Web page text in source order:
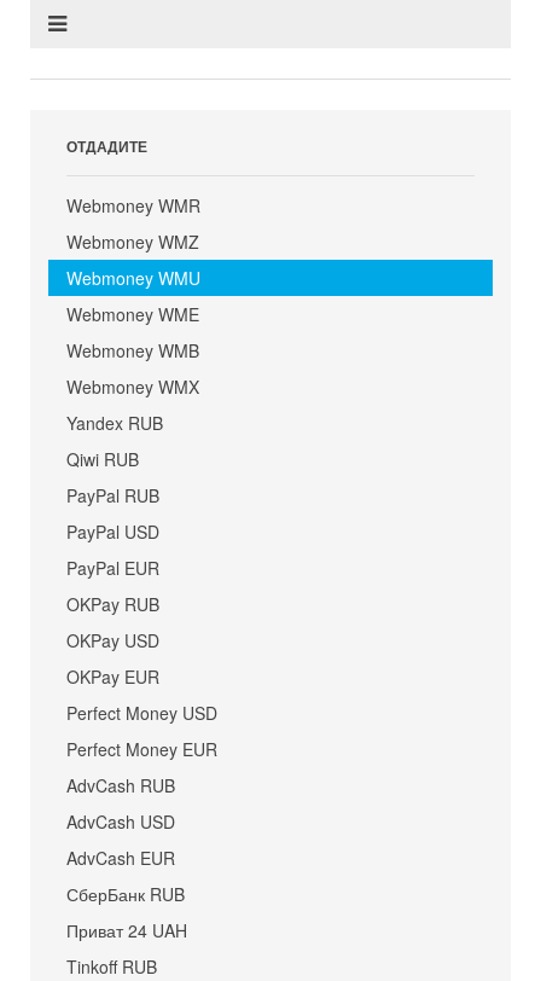
ОТДАДИТЕ
Webmoney WMR
Webmoney WMZ
Webmoney WMU
Webmoney WME
Webmoney WMB
Webmoney WMX
Yandex RUB
Qiwi RUB
PayPal RUB
PayPal USD
PayPal EUR
OKPay RUB
OKPay USD
OKPay EUR
Perfect Money USD
Perfect Money EUR
AdvCash RUB
AdvCash USD
AdvCash EUR
СберБанк RUB
Приват 24 UAH
Tinkoff RUB